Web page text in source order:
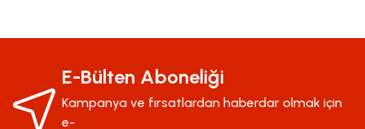
Ürün resmi kalitesiz, bozuk veya görüntülenemiyor.
Ürün açıklamasında eksik bilgiler bulunuyor.
Ürün bilgilerinde hatalar bulunuyor.
E-Bülten Aboneliği
Kampanya ve fırsatlardan haberdar olmak için
e-